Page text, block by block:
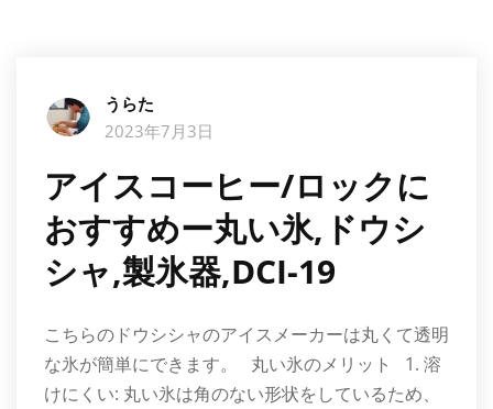
うらた
2023年7月3日
アイスコーヒー/ロックに
おすすめー丸い氷,ドウシ
シャ,製氷器,DCI-19
こちらのドウシシャのアイスメーカーは丸くて透明
な氷が簡単にできます。 丸い氷のメリット 1. 溶
けにくい: 丸い氷は角のない形状をしているため、